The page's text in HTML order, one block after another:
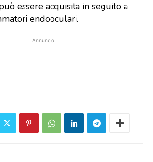
essere acquisita in seguito a
endooculari.
Annuncio